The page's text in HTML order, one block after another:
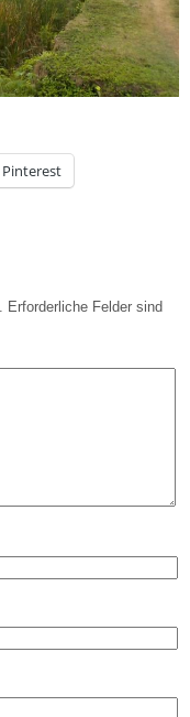
Pinterest
Erforderliche Felder sind